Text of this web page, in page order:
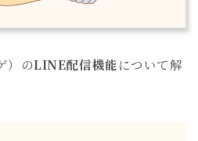
）のLINE配信機能について解